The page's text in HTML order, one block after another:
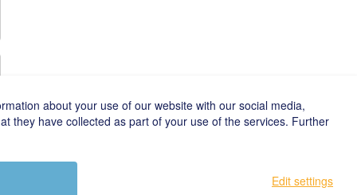
about your use of our website with our social media,
they have collected as part of your use of the services. Further
Edit settings